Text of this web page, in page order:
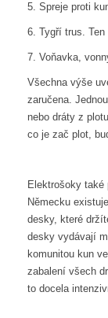
5. Spreje proti
6. Tygří trus.
7. Voňavka,
Všechna výše
zaručena.
nebo dráty z
co je zač plot,
Elektrošoky
Německu
desky, které
desky vydávají
komunitou kun
zabalení všech
to docela